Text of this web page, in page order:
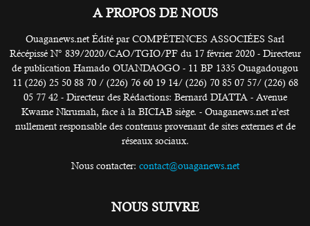
A PROPOS DE NOUS
Ouaganews.net Édité par COMPÉTENCES ASSOCIÉES Sarl
Récépissé N° 839/2020/CAO/TGIO/PF du 17 février 2020 - Directeur
de publication Hamado OUANDAOGO - 11 BP 1335 Ouagadougou
11 (226) 25 50 88 70 / (226) 76 60 19 14/ (226) 70 85 07 57/ (226) 68
05 77 42 - Directeur des Rédactions: Bernard DIATTA - Avenue
Kwame Nkrumah, face à la BICIAB siège. - Ouaganews.net n’est
nullement responsable des contenus provenant de sites externes et de
réseaux sociaux.
Nous contacter: contact@ouaganews.net
NOUS SUIVRE